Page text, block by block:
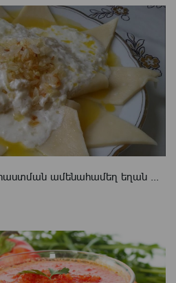
ամենահամեղ եղան ...